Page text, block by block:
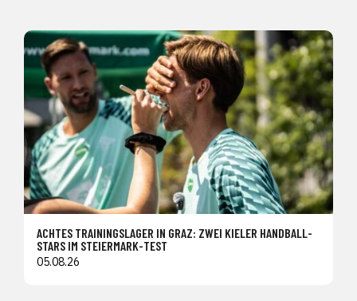
ACHTES TRAININGSLAGER IN GRAZ: ZWEI KIELER HANDBALL-
STARS IM STEIERMARK-TEST
05.08.26